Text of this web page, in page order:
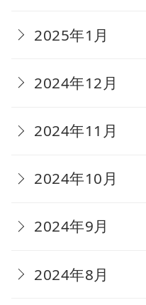
2025年1月
2024年12月
2024年11月
2024年10月
2024年9月
2024年8月